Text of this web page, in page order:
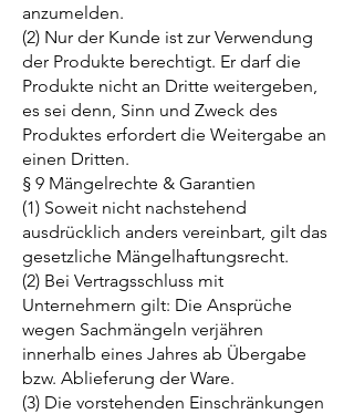
anzumelden.
(2) Nur der Kunde ist zur Verwendung
der Produkte berechtigt. Er darf die
Produkte nicht an Dritte weitergeben,
es sei denn, Sinn und Zweck des
Produktes erfordert die Weitergabe an
einen Dritten.
§ 9 Mängelrechte & Garantien
(1) Soweit nicht nachstehend
ausdrücklich anders vereinbart, gilt das
gesetzliche Mängelhaftungsrecht.
(2) Bei Vertragsschluss mit
Unternehmern gilt: Die Ansprüche
wegen Sachmängeln verjähren
innerhalb eines Jahres ab Übergabe
bzw. Ablieferung der Ware.
(3) Die vorstehenden Einschränkungen